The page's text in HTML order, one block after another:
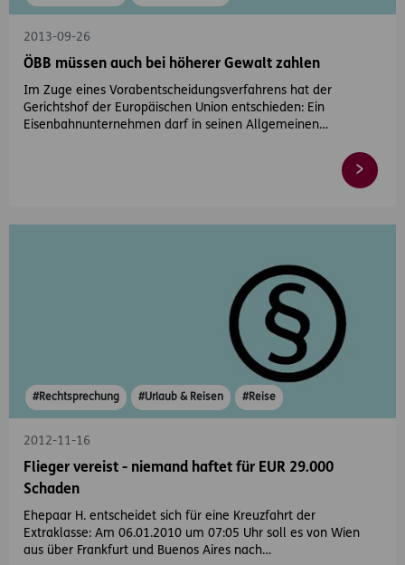
2013-09-26
ÖBB müssen auch bei höherer Gewalt zahlen
Im Zuge eines Vorabentscheidungsverfahrens hat der
Gerichtshof der Europäischen Union entschieden: Ein
Eisenbahnunternehmen darf in seinen Allgemeinen…
#Rechtsprechung #Urlaub & Reisen #Reise
2012-11-16
Flieger vereist - niemand haftet für EUR 29.000
Schaden
Ehepaar H. entscheidet sich für eine Kreuzfahrt der
Extraklasse: Am 06.01.2010 um 07:05 Uhr soll es von Wien
aus über Frankfurt und Buenos Aires nach…